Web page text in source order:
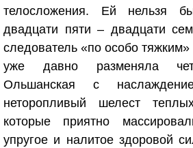
телосложения. Ей нельзя
двадцати пяти – двадцати
следователь «по особо
уже давно разменяла
Ольшанская с
неторопливый шелест
которые приятно
упругое и налитое здоровой